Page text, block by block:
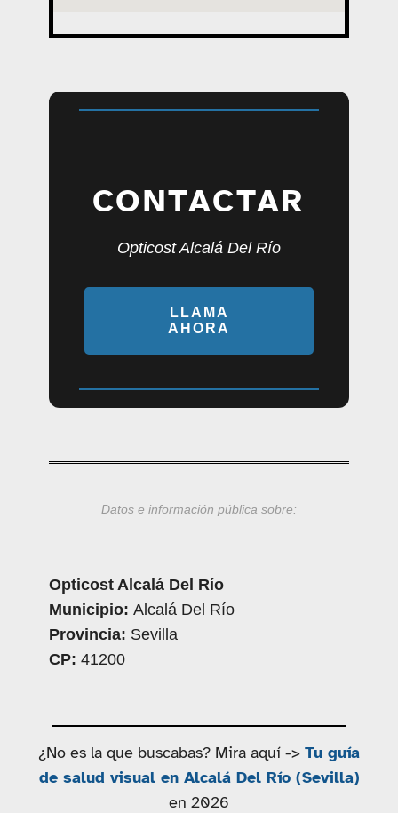
CONTACTAR
Opticost Alcalá Del Río
LLAMA
AHORA
Datos e información pública sobre:
Opticost Alcalá Del Río
Municipio: Alcalá Del Río
Provincia: Sevilla
CP: 41200
¿No es la que buscabas? Mira aquí -> Tu guía
de salud visual en Alcalá Del Río (Sevilla)
en 2026